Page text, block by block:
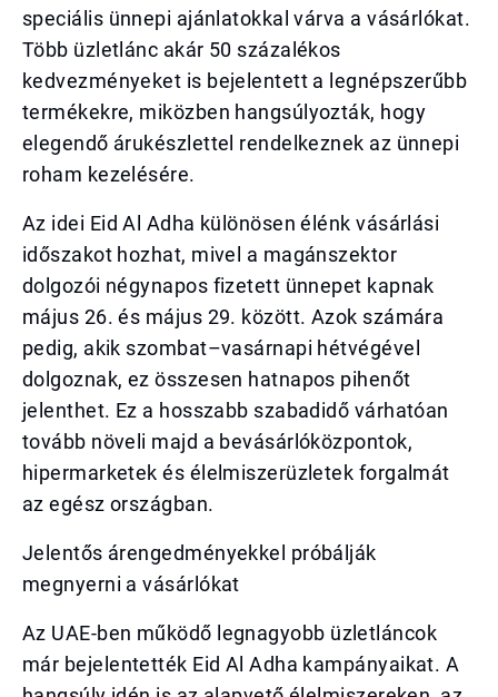
speciális ünnepi ajánlatokkal várva a vásárlókat.
Több üzletlánc akár 50 százalékos
kedvezményeket is bejelentett a legnépszerűbb
termékekre, miközben hangsúlyozták, hogy
elegendő árukészlettel rendelkeznek az ünnepi
roham kezelésére.
Az idei Eid Al Adha különösen élénk vásárlási
időszakot hozhat, mivel a magánszektor
dolgozói négynapos fizetett ünnepet kapnak
május 26. és május 29. között. Azok számára
pedig, akik szombat–vasárnapi hétvégével
dolgoznak, ez összesen hatnapos pihenőt
jelenthet. Ez a hosszabb szabadidő várhatóan
tovább növeli majd a bevásárlóközpontok,
hipermarketek és élelmiszerüzletek forgalmát
az egész országban.
Jelentős árengedményekkel próbálják
megnyerni a vásárlókat
Az UAE-ben működő legnagyobb üzletláncok
már bejelentették Eid Al Adha kampányaikat. A